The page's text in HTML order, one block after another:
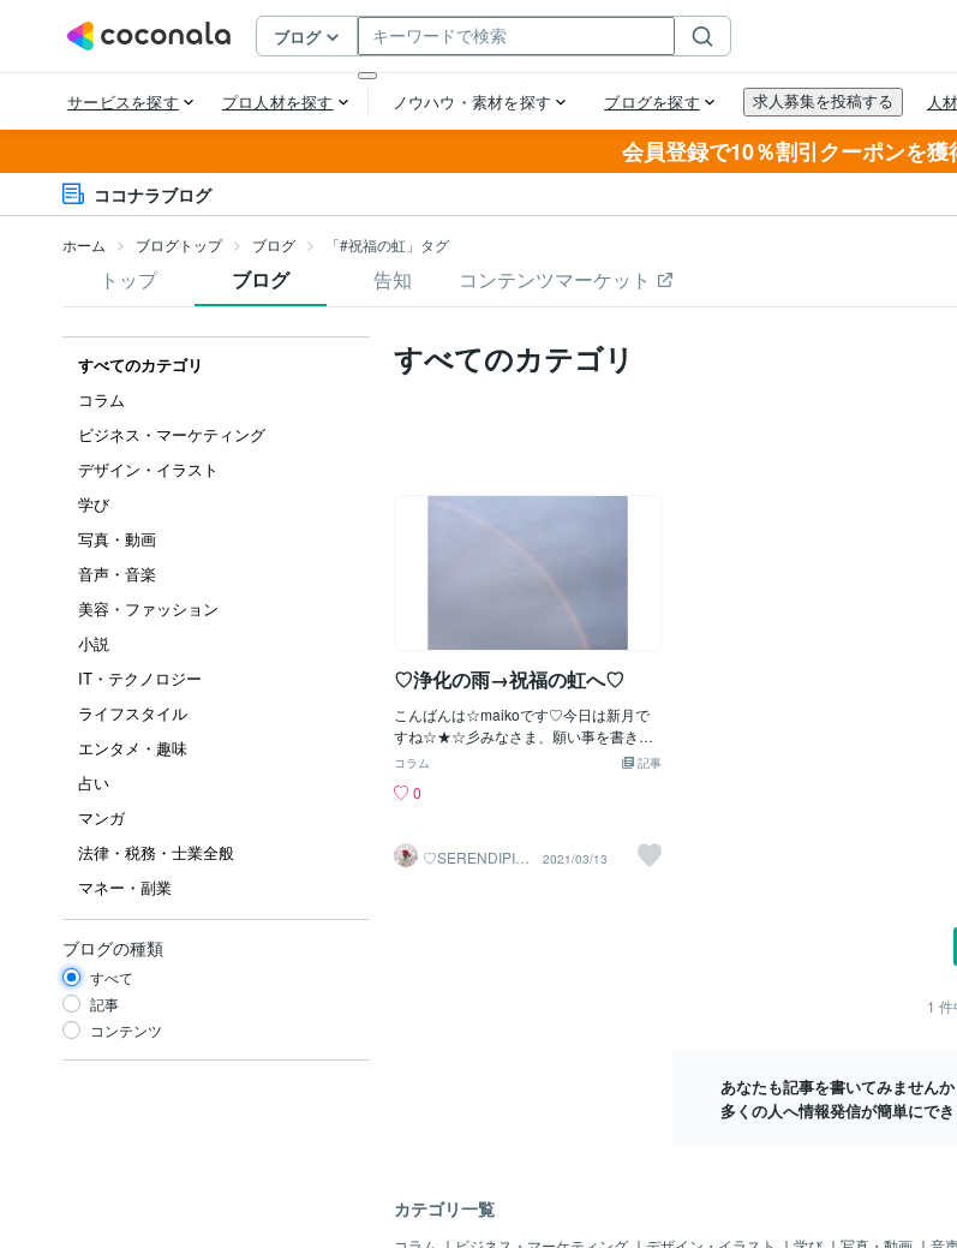
会員登録で10％割引クーポンを獲
ココナラブログ
ホーム ブログトップ ブログ 「#祝福の虹」タグ
トップ ブログ 告知 コンテンツマーケット
すべてのカテゴリ
コラム
ビジネス・マーケティング
デザイン・イラスト
学び
写真・動画
音声・音楽
美容・ファッション
小説
IT・テクノロジー
ライフスタイル
エンタメ・趣味
占い
マンガ
法律・税務・士業全般
マネー・副業
ブログの種類
すべて
記事
コンテンツ
すべてのカテゴリ
♡浄化の雨→祝福の虹へ♡
こんばんは☆maikoです♡今日は新月で
すね☆★☆彡みなさま、願い事を書きだ
したり、新しいことをスタートさせたり
しました(*^-^*)さて、今日のお天気は浄
が、夕方頃、祝福の虹が現れれくれまし
た♡♡♡みなさま、おめでとうございま
記事
コラム
0
♡SERENDIPITY
♡
2021/03/13
1 件
あなたも記事を書いてみませんか
多くの人へ情報発信が簡単にでき
カテゴリ一覧